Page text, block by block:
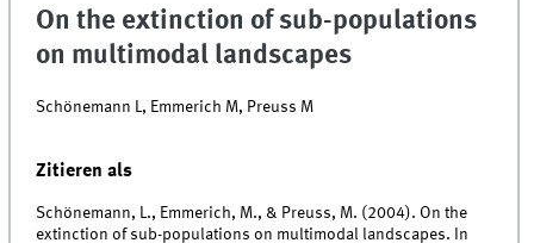
On the extinction of sub-populations
on multimodal landscapes
Schönemann L, Emmerich M, Preuss M
Zitieren als
Schönemann, L., Emmerich, M., & Preuss, M. (2004). On the
extinction of sub-populations on multimodal landscapes. In